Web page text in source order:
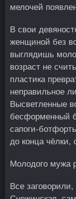
мелочей
В свои
женщиной без
выглядишь
возраст не
пластика
неправильное
Высветленные
бесформенный
сапоги-
до конца чёлки,
Молодого мужа
Все